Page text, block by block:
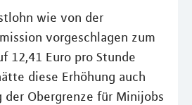
wie von der
vorgeschlagen zum
12,41 Euro pro Stunde
diese Erhöhung auch
der Obergrenze für Minijobs